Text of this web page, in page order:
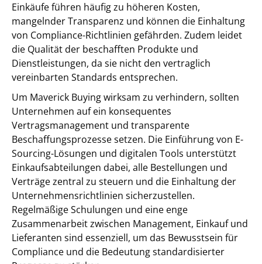
Einkäufe führen häufig zu höheren Kosten,
mangelnder Transparenz und können die Einhaltung
von Compliance-Richtlinien gefährden. Zudem leidet
die Qualität der beschafften Produkte und
Dienstleistungen, da sie nicht den vertraglich
vereinbarten Standards entsprechen.
Um Maverick Buying wirksam zu verhindern, sollten
Unternehmen auf ein konsequentes
Vertragsmanagement und transparente
Beschaffungsprozesse setzen. Die Einführung von E-
Sourcing-Lösungen und digitalen Tools unterstützt
Einkaufsabteilungen dabei, alle Bestellungen und
Verträge zentral zu steuern und die Einhaltung der
Unternehmensrichtlinien sicherzustellen.
Regelmäßige Schulungen und eine enge
Zusammenarbeit zwischen Management, Einkauf und
Lieferanten sind essenziell, um das Bewusstsein für
Compliance und die Bedeutung standardisierter